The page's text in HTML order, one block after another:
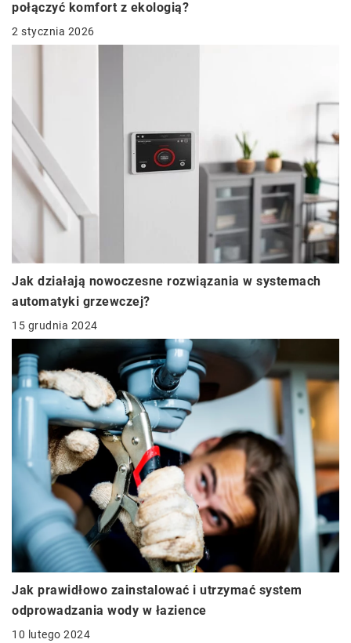
połączyć komfort z ekologią?
2 stycznia 2026
Jak działają nowoczesne rozwiązania w systemach
automatyki grzewczej?
15 grudnia 2024
Jak prawidłowo zainstalować i utrzymać system
odprowadzania wody w łazience
10 lutego 2024